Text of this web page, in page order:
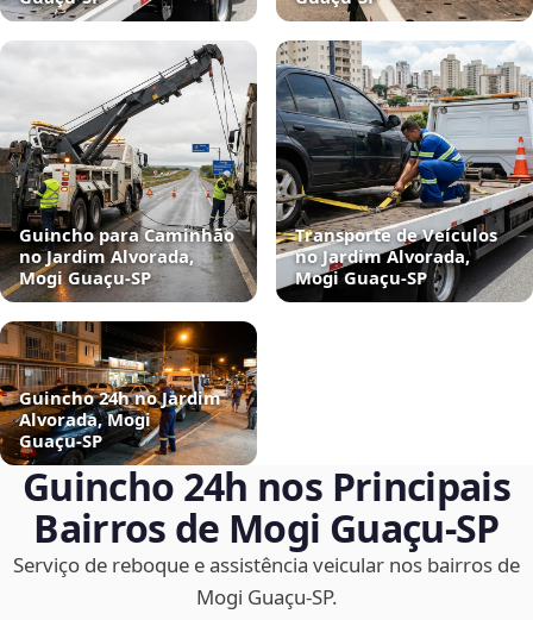
Guincho para Caminhão
no Jardim Alvorada,
Mogi Guaçu‑SP
Transporte de Veículos
no Jardim Alvorada,
Mogi Guaçu‑SP
Guincho 24h no Jardim
Alvorada, Mogi
Guaçu‑SP
Guincho 24h nos Principais
Bairros de Mogi Guaçu‑SP
Serviço de reboque e assistência veicular nos bairros de
Mogi Guaçu‑SP.